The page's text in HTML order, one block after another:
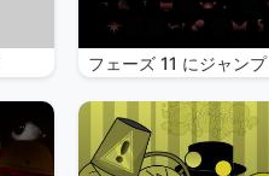
フェーズ 11 にジャンプ